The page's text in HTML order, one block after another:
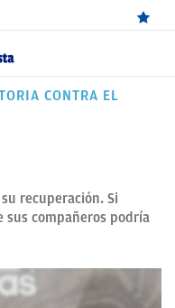
CONTRA EL
recuperación. Si
sus compañeros podría